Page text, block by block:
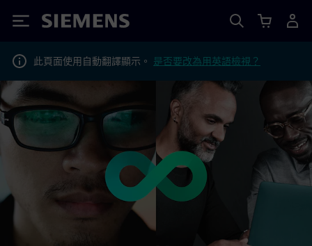
Siemens
此頁面使用自動翻譯顯示。 是否要改為用英語檢視？